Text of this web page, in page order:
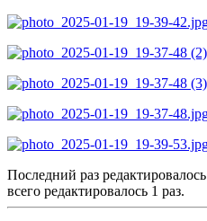
Последний раз редактировалось
всего редактировалось 1 раз.